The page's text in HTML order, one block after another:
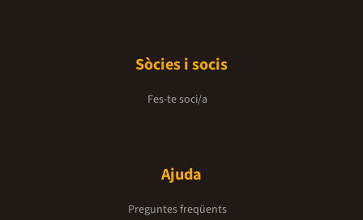
Sòcies i socis
Fes-te soci/a
Ajuda
Preguntes freqüents